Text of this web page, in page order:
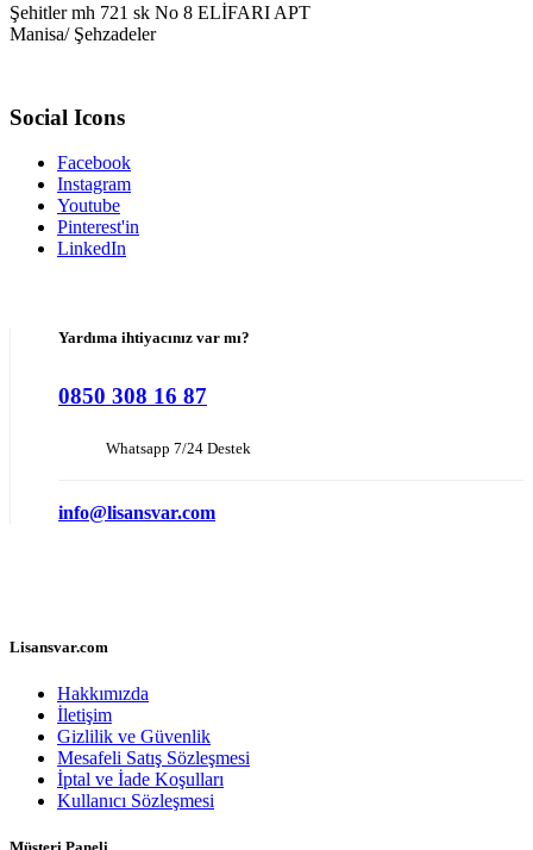
Şehitler mh 721 sk No 8 ELİFARI APT
Manisa/ Şehzadeler
Social Icons
Facebook
Instagram
Youtube
Pinterest'in
LinkedIn
Yardıma ihtiyacınız var mı?
0850 308 16 87
Whatsapp 7/24 Destek
info@lisansvar.com
Lisansvar.com
Hakkımızda
İletişim
Gizlilik ve Güvenlik
Mesafeli Satış Sözleşmesi
İptal ve İade Koşulları
Kullanıcı Sözleşmesi